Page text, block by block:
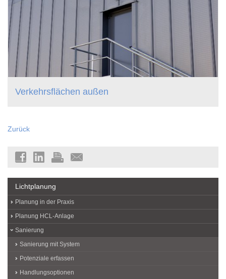
Verkehrsflächen außen
Zurück
Lichtplanung
Planung in der Praxis
Planung HCL-Anlage
Sanierung
Sanierung mit System
Potenziale erfassen
Handlungsoptionen